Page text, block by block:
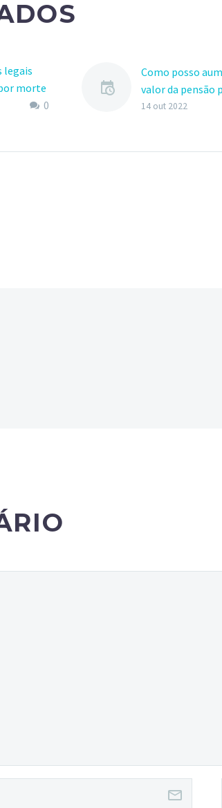
legais
morte
os
0
Como posso
valor da pensão
morte?
14 out 2022